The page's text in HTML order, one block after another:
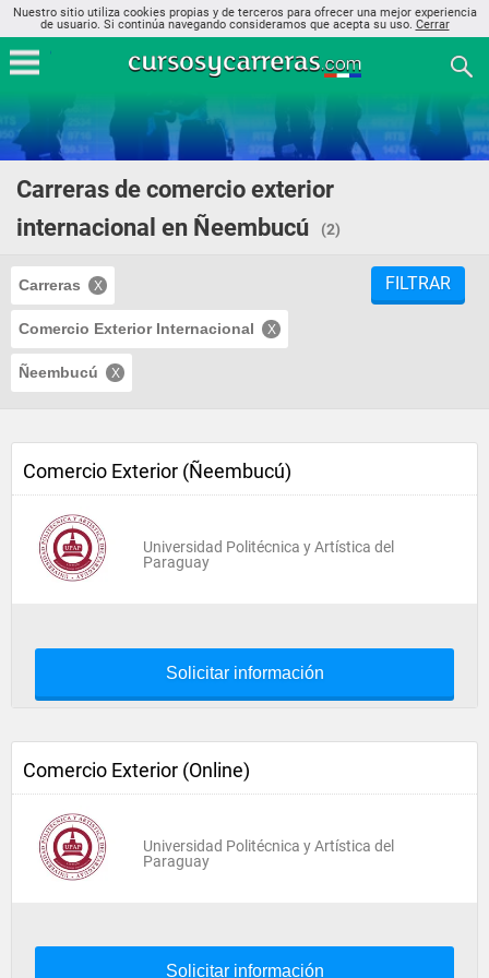
Nuestro sitio utiliza cookies propias y de terceros para ofrecer una mejor experiencia
de usuario. Si continúa navegando consideramos que acepta su uso. Cerrar
Carreras de comercio exterior
internacional en Ñeembucú
(2)
Carreras
Comercio Exterior Internacional
Ñeembucú
FILTRAR
Comercio Exterior (Ñeembucú)
Universidad Politécnica y Artística del
Paraguay
Solicitar información
Comercio Exterior (Online)
Universidad Politécnica y Artística del
Paraguay
Solicitar información